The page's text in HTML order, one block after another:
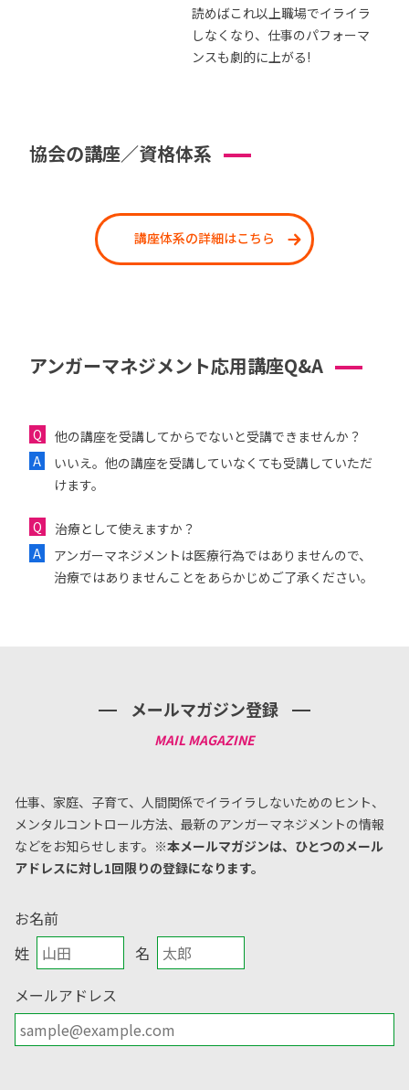
読めばこれ以上職場でイライラ
しなくなり、仕事のパフォーマ
ンスも劇的に上がる!
協会の講座／資格体系
講座体系の詳細はこちら
アンガーマネジメント応用講座Q&A
他の講座を受講してからでないと受講できませんか？
いいえ。他の講座を受講していなくても受講していただ
けます。
治療として使えますか？
アンガーマネジメントは医療行為ではありませんので、
治療ではありませんことをあらかじめご了承ください。
メールマガジン登録
仕事、家庭、子育て、人間関係でイライラしないためのヒント、
メンタルコントロール方法、 最新のアンガーマネジメントの情報
などをお知らせします。 ※本メールマガジンは、ひとつのメール
アドレスに対し1回限りの登録になります。
お名前
姓
名
メールアドレス